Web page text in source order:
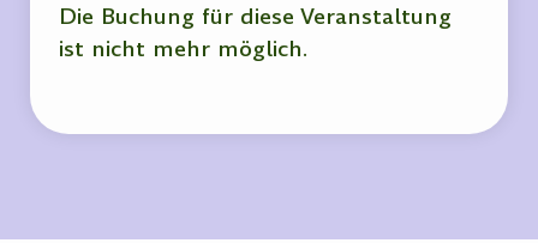
Die Buchung für diese Veranstaltung
ist nicht mehr möglich.